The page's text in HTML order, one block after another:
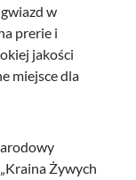
w
prerie i
jakości
miejsce dla
Żywych